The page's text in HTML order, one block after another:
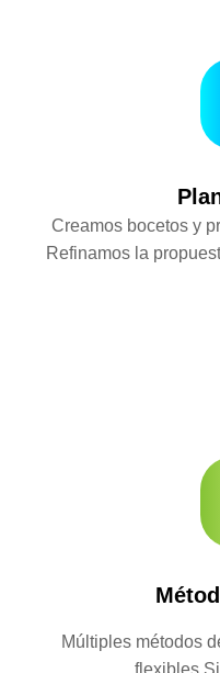
Creamos bocetos y
Refinamos la
Múltiples métodos